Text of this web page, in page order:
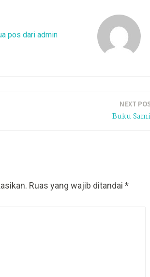
pos dari admin
NEXT
Buku
Ruas yang wajib ditandai *